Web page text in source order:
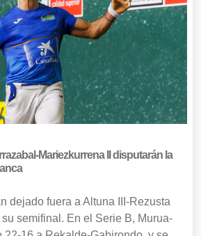
Mariezkurrena II disputarán la
dejado fuera a Altuna III-Rezusta
semifinal. En el Serie B, Murua-